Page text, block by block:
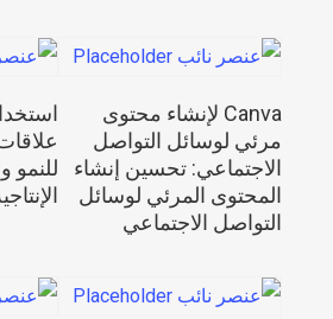
قراءة المزيد
Canva لإنشاء محتوى
مرئي لوسائل التواصل
الاجتماعي: تحسين إنشاء
المحتوى المرئي لوسائل
التواصل الاجتماعي
للنمو